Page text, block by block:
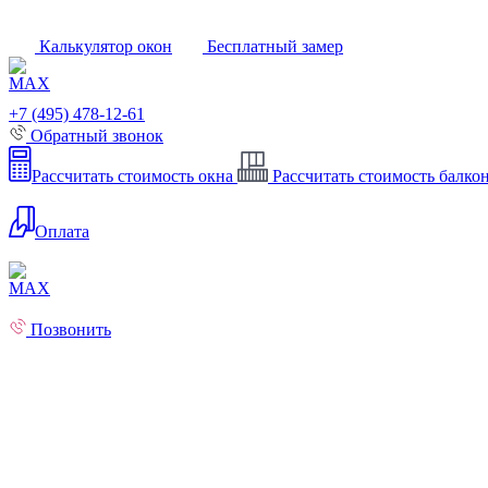
Калькулятор окон Бесплатный замер
+7 (495) 478-12-61
Обратный звонок
Рассчитать стоимость окна Рассчитать стоимость
Оплата
Позвонить